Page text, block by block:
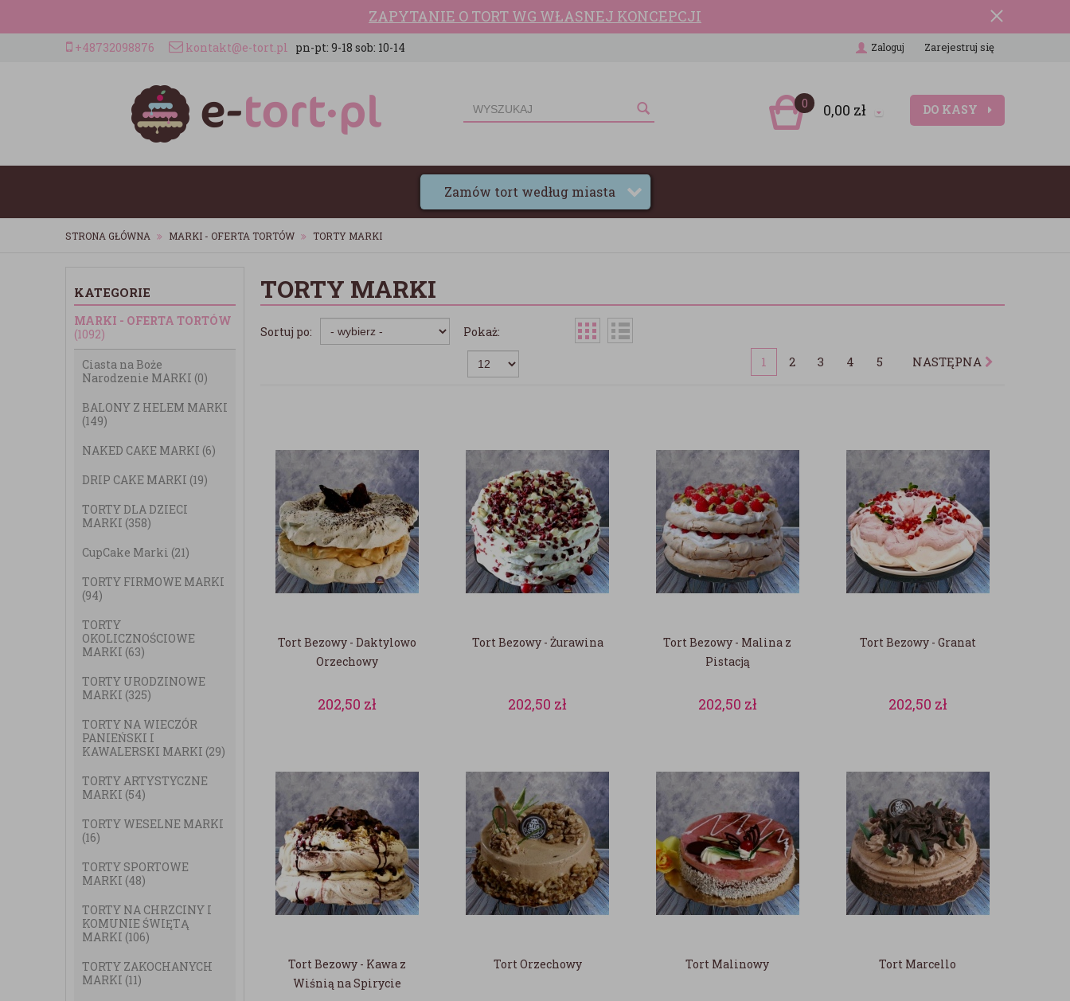
ZAPYTANIE O TORT WG WŁASNEJ KONCEPCJI
+48732098876 kontakt@e-tort.pl pn-pt: 9-18 sob: 10-14 Zaloguj Zarejestruj się
0 0,00 zł DO KASY
Zamów tort według miasta
STRONA GŁÓWNA MARKI - OFERTA TORTÓW TORTY MARKI
KATEGORIE
MARKI - OFERTA TORTÓW
(1092)
Ciasta na Boże
Narodzenie MARKI (0)
BALONY Z HELEM MARKI
(149)
NAKED CAKE MARKI (6)
DRIP CAKE MARKI (19)
TORTY DLA DZIECI
MARKI (358)
CupCake Marki (21)
TORTY FIRMOWE MARKI
(94)
TORTY
OKOLICZNOŚCIOWE
MARKI (63)
TORTY URODZINOWE
MARKI (325)
TORTY NA WIECZÓR
PANIEŃSKI I
KAWALERSKI MARKI (29)
TORTY ARTYSTYCZNE
MARKI (54)
TORTY WESELNE MARKI
(16)
TORTY SPORTOWE
MARKI (48)
TORTY NA CHRZCINY I
KOMUNIE ŚWIĘTĄ
MARKI (106)
TORTY ZAKOCHANYCH
MARKI (11)
TORTY MARKI
Sortuj po: Pokaż:
1 2 3 4 5 NASTĘPNA
Tort Bezowy - Daktylowo
Orzechowy
202,50 zł
Tort Bezowy - Żurawina
202,50 zł
Tort Bezowy - Malina z
Pistacją
202,50 zł
Tort Bezowy - Granat
202,50 zł
Tort Bezowy - Kawa z
Wiśnią na Spirycie
Tort Orzechowy Tort Malinowy Tort Marcello